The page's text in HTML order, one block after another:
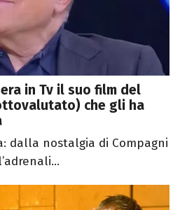
in Tv il suo film del
che gli ha
dalla nostalgia di Compagni